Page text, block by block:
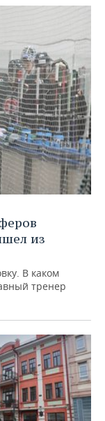
из
В каком
тренер